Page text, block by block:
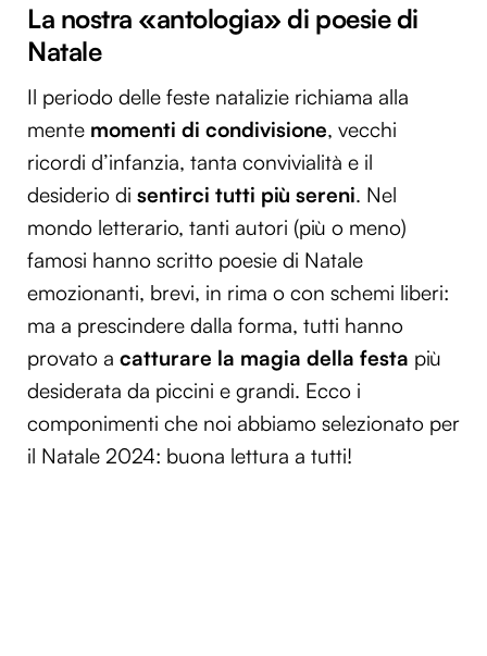
La nostra «antologia» di poesie di
Natale
Il periodo delle feste natalizie richiama alla
mente momenti di condivisione, vecchi
ricordi d’infanzia, tanta convivialità e il
desiderio di sentirci tutti più sereni. Nel
mondo letterario, tanti autori (più o meno)
famosi hanno scritto poesie di Natale
emozionanti, brevi, in rima o con schemi liberi:
ma a prescindere dalla forma, tutti hanno
provato a catturare la magia della festa più
desiderata da piccini e grandi. Ecco i
componimenti che noi abbiamo selezionato per
il Natale 2024: buona lettura a tutti!